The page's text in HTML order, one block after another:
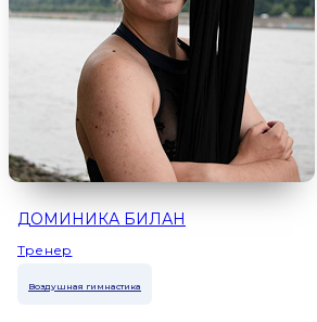
ДОМИНИКА БИЛАН
Тренер
Воздушная гимнастика